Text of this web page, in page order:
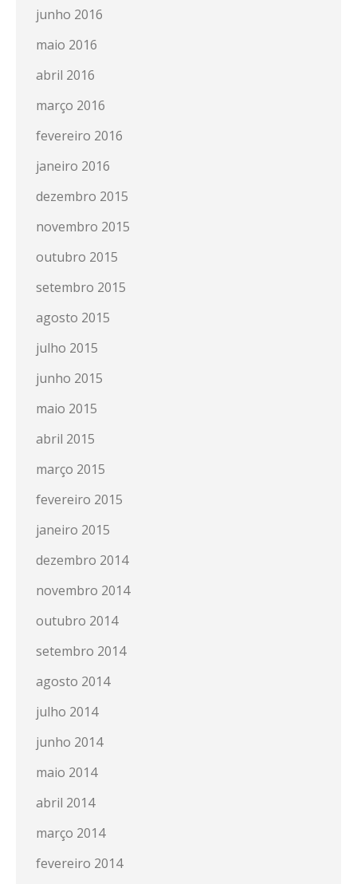
junho 2016
maio 2016
abril 2016
março 2016
fevereiro 2016
janeiro 2016
dezembro 2015
novembro 2015
outubro 2015
setembro 2015
agosto 2015
julho 2015
junho 2015
maio 2015
abril 2015
março 2015
fevereiro 2015
janeiro 2015
dezembro 2014
novembro 2014
outubro 2014
setembro 2014
agosto 2014
julho 2014
junho 2014
maio 2014
abril 2014
março 2014
fevereiro 2014